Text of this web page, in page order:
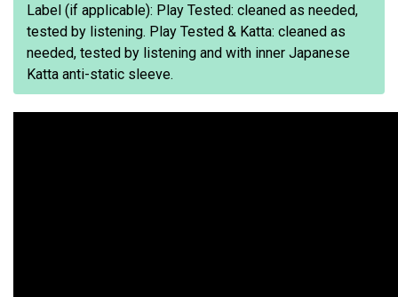
Label (if applicable): Play Tested: cleaned as needed,
tested by listening. Play Tested & Katta: cleaned as
needed, tested by listening and with inner Japanese
Katta anti-static sleeve.